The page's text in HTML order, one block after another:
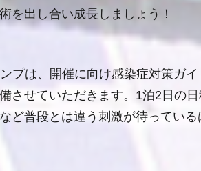
を出し合い成長しましょう！
プは、開催に向け感染症対策ガ
させていただきます。1泊2日の
ど普段とは違う刺激が待ってい